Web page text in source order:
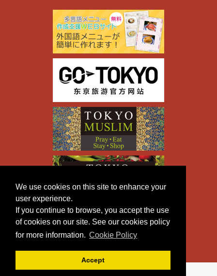
We use cookies on this site to enhance your
user experience.
If you continue to browse, you accept the use
of cookies on our site. See our cookies policy
for more information. Cookie Policy
Accept